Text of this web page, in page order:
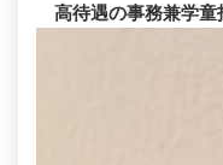
高待遇の事務兼学童